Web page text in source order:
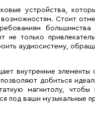
устройства,
Стоит
не только
аудиосистему,
внутренние
добиться
магнитолу, чтобы
под ваши музыкальные